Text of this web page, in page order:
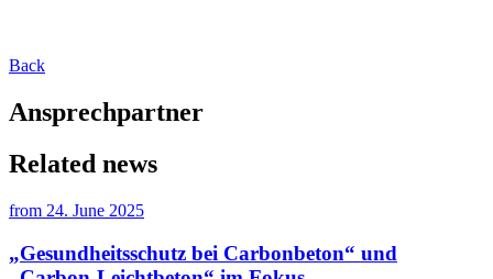
Back
Ansprechpartner
Related news
from 24. June 2025
„Gesundheitsschutz bei Carbonbeton“ und